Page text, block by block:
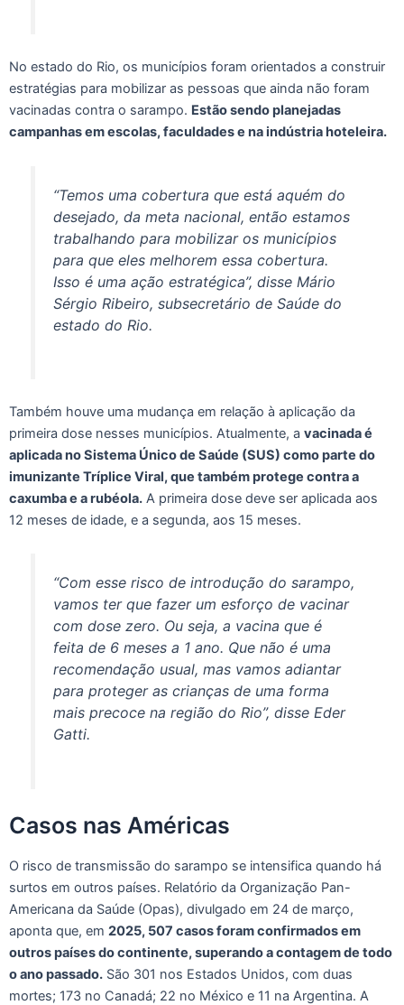
No estado do Rio, os municípios foram orientados a construir
estratégias para mobilizar as pessoas que ainda não foram
vacinadas contra o sarampo. Estão sendo planejadas
campanhas em escolas, faculdades e na indústria hoteleira.
“Temos uma cobertura que está aquém do
desejado, da meta nacional, então estamos
trabalhando para mobilizar os municípios
para que eles melhorem essa cobertura.
Isso é uma ação estratégica”, disse Mário
Sérgio Ribeiro, subsecretário de Saúde do
estado do Rio.
Também houve uma mudança em relação à aplicação da
primeira dose nesses municípios. Atualmente, a vacinada é
aplicada no Sistema Único de Saúde (SUS) como parte do
imunizante Tríplice Viral, que também protege contra a
caxumba e a rubéola. A primeira dose deve ser aplicada aos
12 meses de idade, e a segunda, aos 15 meses.
“Com esse risco de introdução do sarampo,
vamos ter que fazer um esforço de vacinar
com dose zero. Ou seja, a vacina que é
feita de 6 meses a 1 ano. Que não é uma
recomendação usual, mas vamos adiantar
para proteger as crianças de uma forma
mais precoce na região do Rio”, disse Eder
Gatti.
Casos nas Américas
O risco de transmissão do sarampo se intensifica quando há
surtos em outros países. Relatório da Organização Pan-
Americana da Saúde (Opas), divulgado em 24 de março,
aponta que, em 2025, 507 casos foram confirmados em
outros países do continente, superando a contagem de todo
o ano passado. São 301 nos Estados Unidos, com duas
mortes; 173 no Canadá; 22 no México e 11 na Argentina. A